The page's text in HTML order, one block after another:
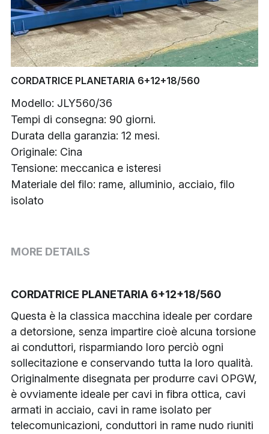
Buncher
Armoring Machine
Strander Auxiliaries
CORDATRICE PLANETARIA 6+12+18/560
Modello: JLY560/36
Tempi di consegna: 90 giorni.
Durata della garanzia: 12 mesi.
Originale: Cina
Tensione: meccanica e isteresi
Materiale del filo: rame, alluminio, acciaio, filo
isolato
MORE DETAILS
CORDATRICE PLANETARIA 6+12+18/560
Questa è la classica macchina ideale per cordare
a detorsione, senza impartire cioè alcuna torsione
ai conduttori, risparmiando loro perciò ogni
sollecitazione e conservando tutta la loro qualità.
Originalmente disegnata per produrre cavi OPGW,
è ovviamente ideale per cavi in fibra ottica, cavi
armati in acciaio, cavi in rame isolato per
telecomunicazioni, conduttori in rame nudo riuniti